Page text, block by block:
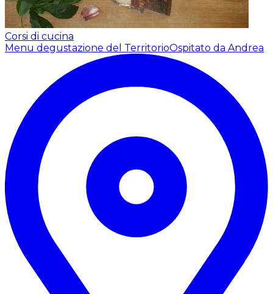
Corsi di cucina
Menu degustazione del TerritorioOspitato da Andrea